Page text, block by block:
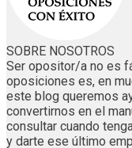
SOBRE NOSOTROS
Ser opositor/a no es
oposiciones es, en
este blog queremos
convertirnos en el
consultar cuando
y darte ese último